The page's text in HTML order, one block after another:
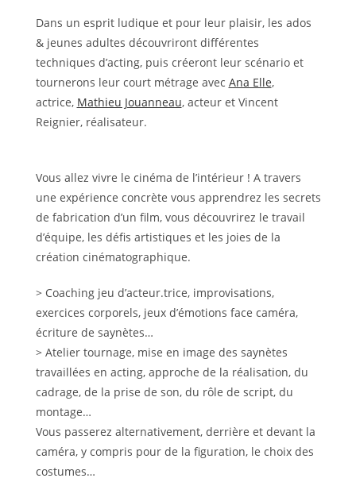
Dans un esprit ludique et pour leur plaisir, les ados
& jeunes adultes découvriront différentes
techniques d’acting, puis créeront leur scénario et
tournerons leur court métrage avec Ana Elle,
actrice, Mathieu Jouanneau, acteur et Vincent
Reignier, réalisateur.
Vous allez vivre le cinéma de l’intérieur ! A travers
une expérience concrète vous apprendrez les secrets
de fabrication d’un film, vous découvrirez le travail
d’équipe, les défis artistiques et les joies de la
création cinématographique.
> Coaching jeu d’acteur.trice, improvisations,
exercices corporels, jeux d’émotions face caméra,
écriture de saynètes…
> Atelier tournage, mise en image des saynètes
travaillées en acting, approche de la réalisation, du
cadrage, de la prise de son, du rôle de script, du
montage…
Vous passerez alternativement, derrière et devant la
caméra, y compris pour de la figuration, le choix des
costumes…